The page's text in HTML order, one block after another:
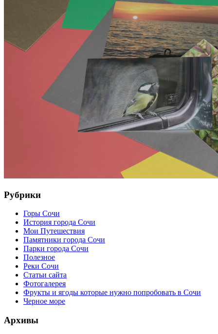
Рубрики
Горы Сочи
История города Сочи
Мои Путешествия
Памятники города Сочи
Парки города Сочи
Полезное
Реки Сочи
Статьи сайта
Фотогалерея
Фрукты и ягоды которые нужно попробовать в Сочи
Черное море
Архивы